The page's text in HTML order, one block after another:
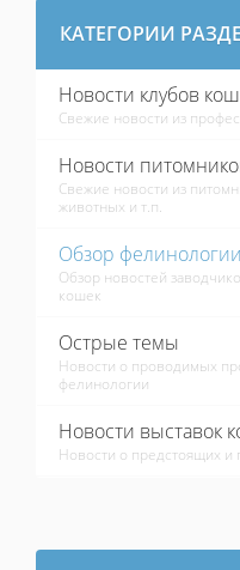
КАТЕГОРИИ
Новости клубов
Свежие новости из
Новости
Свежие новости из
животных и т.п.
Обзор фелинологии
Обзор новостей
кошек
Острые темы
Новости о проводимых
фелинологии
Новости выставок
Новости о предстоящих